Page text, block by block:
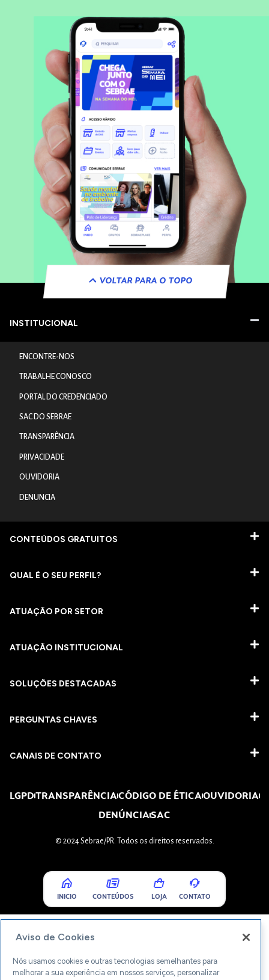
VOLTAR PARA O TOPO
INSTITUCIONAL
ENCONTRE-NOS
TRABALHE CONOSCO
PORTAL DO CREDENCIADO
SAC DO SEBRAE
TRANSPARÊNCIA
PRIVACIDADE
OUVIDORIA
DENUNCIA
CONTEÚDOS GRATUITOS
QUAL É O SEU PERFIL?
ATUAÇÃO POR SETOR
ATUAÇÃO INSTITUCIONAL
SOLUÇÕES DESTACADAS
PERGUNTAS CHAVES​
CANAIS DE CONTATO
LGPDTRANSPARÊNCIACÓDIGO DE ÉTICAOUVIDORIA
DENÚNCIASAC
© 2024 Sebrae/PR. Todos os direitos reservados.
INICIO CONTEÚDOS LOJA CONTATO
Aviso de Cookies
Nós usamos cookies e outras tecnologias semelhantes para
melhorar a sua experiência em nossos serviços, personalizar